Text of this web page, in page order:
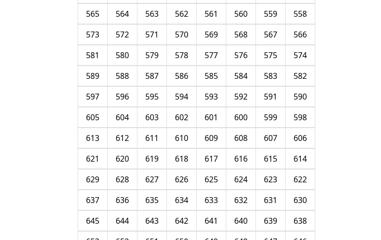
558
559
560
561
562
563
564
565
566
567
568
569
570
571
572
573
574
575
576
577
578
579
580
581
582
583
584
585
586
587
588
589
590
591
592
593
594
595
596
597
598
599
600
601
602
603
604
605
606
607
608
609
610
611
612
613
614
615
616
617
618
619
620
621
622
623
624
625
626
627
628
629
630
631
632
633
634
635
636
637
638
639
640
641
642
643
644
645